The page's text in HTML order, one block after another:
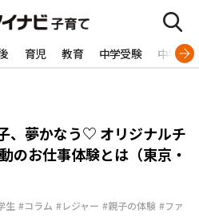
育児 教育 中学受験 中学生
、夢かなう♡ オリジナルチ
のお仕事体験とは（東京・
生 #コラム #レジャー #親子の体験 #ファ